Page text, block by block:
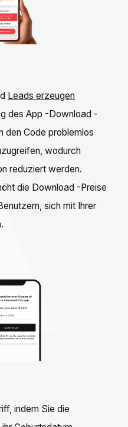
Leads erzeugen
des App -Download -
den Code problemlos
wodurch
reduziert werden.
die Download -Preise
sich mit Ihrer
indem Sie die